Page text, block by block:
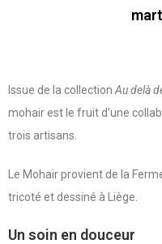
Issue de la collection Au delà
mohair est le fruit d’une
trois artisans.
Le Mohair provient de la
tricoté et dessiné à Liège.
Un soin en douceur